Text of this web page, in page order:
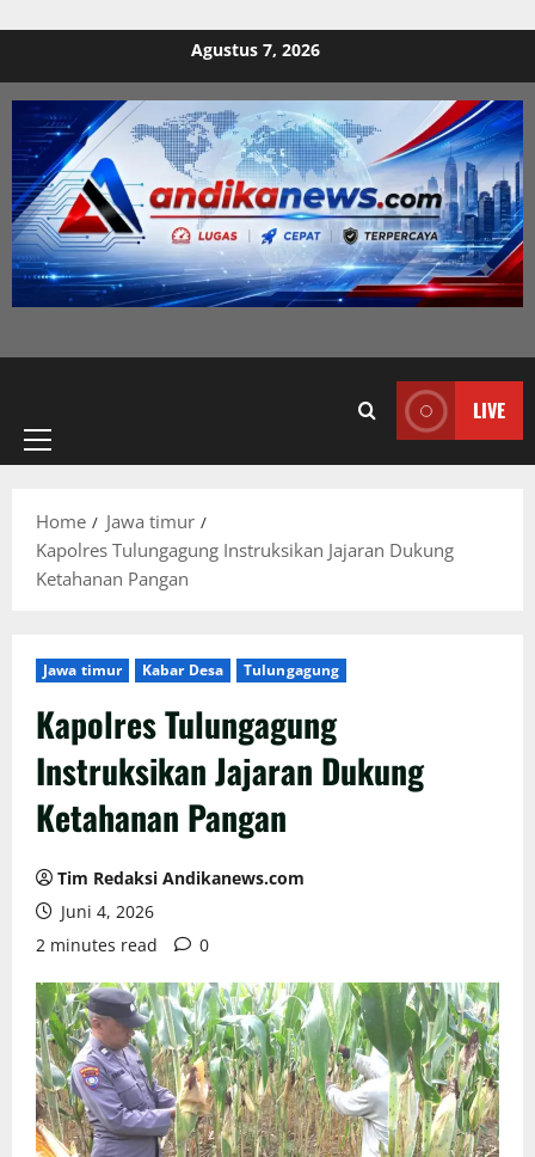
Agustus 7, 2026
LIVE
Home
Jawa timur
Kapolres Tulungagung Instruksikan Jajaran Dukung
Ketahanan Pangan
Jawa timur Kabar Desa Tulungagung
Kapolres Tulungagung
Instruksikan Jajaran Dukung
Ketahanan Pangan
Tim Redaksi Andikanews.com
Juni 4, 2026
2 minutes read
0